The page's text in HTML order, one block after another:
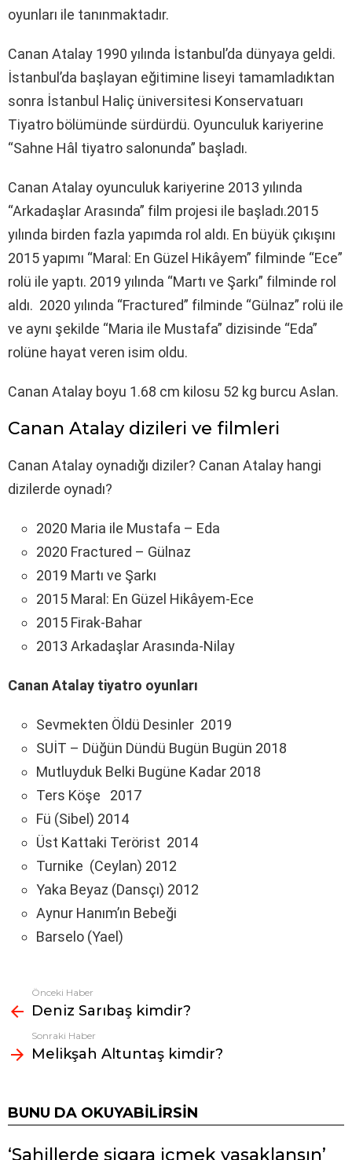
oyunları ile tanınmaktadır.
Canan Atalay 1990 yılında İstanbul’da dünyaya geldi.
İstanbul’da başlayan eğitimine liseyi tamamladıktan
sonra İstanbul Haliç üniversitesi Konservatuarı
Tiyatro bölümünde sürdürdü. Oyunculuk kariyerine
“Sahne Hâl tiyatro salonunda” başladı.
Canan Atalay oyunculuk kariyerine 2013 yılında
“Arkadaşlar Arasında” film projesi ile başladı.2015
yılında birden fazla yapımda rol aldı. En büyük çıkışını
2015 yapımı “Maral: En Güzel Hikâyem” filminde “Ece”
rolü ile yaptı. 2019 yılında “Martı ve Şarkı” filminde rol
aldı. 2020 yılında “Fractured” filminde “Gülnaz” rolü ile
ve aynı şekilde “Maria ile Mustafa” dizisinde “Eda”
rolüne hayat veren isim oldu.
Canan Atalay boyu 1.68 cm kilosu 52 kg burcu Aslan.
Canan Atalay dizileri ve filmleri
Canan Atalay oynadığı diziler? Canan Atalay hangi
dizilerde oynadı?
2020 Maria ile Mustafa – Eda
2020 Fractured – Gülnaz
2019 Martı ve Şarkı
2015 Maral: En Güzel Hikâyem-Ece
2015 Firak-Bahar
2013 Arkadaşlar Arasında-Nilay
Canan Atalay tiyatro oyunları
Sevmekten Öldü Desinler 2019
SUİT – Düğün Dündü Bugün Bugün 2018
Mutluyduk Belki Bugüne Kadar 2018
Ters Köşe 2017
Fü (Sibel) 2014
Üst Kattaki Terörist 2014
Turnike (Ceylan) 2012
Yaka Beyaz (Dansçı) 2012
Aynur Hanım’ın Bebeği
Barselo (Yael)
Fazlasına
bak
Önceki Haber
Deniz Sarıbaş kimdir?
Sonraki Haber
Melikşah Altuntaş kimdir?
BUNU DA OKUYABILIRSIN
‘Sahillerde sigara içmek yasaklansın’